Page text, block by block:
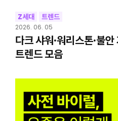
Z세대 트렌드
2026. 06. 05
다크 샤워·워리스톤·불
트렌드 모음